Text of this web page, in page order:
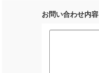
お問い合わせ内容